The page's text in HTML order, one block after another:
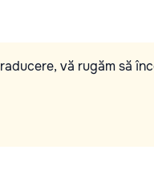
vă rugăm să